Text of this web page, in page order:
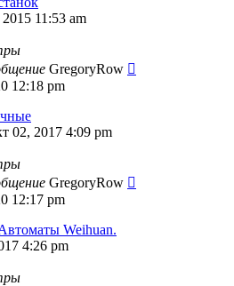
11:53 am
GregoryRow
12:18 pm
02, 2017 4:09 pm
GregoryRow
12:17 pm
Weihuan.
4:26 pm